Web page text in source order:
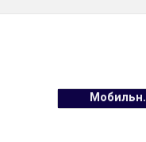
Мобильн.